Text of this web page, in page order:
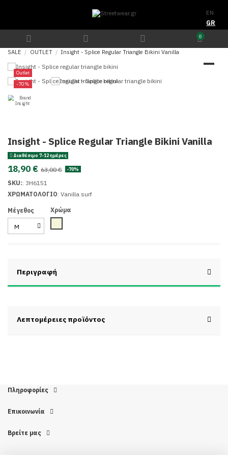
EN
GR
0
SALE OUTLET Insight - Splice Regular Triangle Bikini Vanilla
Outlet
-70%
Insight - Splice Regular Triangle Bikini Vanilla
Διαθέσιμο 7-12 ημέρες
18,90 € 63,00 € -70%
SKU:: 3H6151
ΧΡΩΜΑΤΟΛΟΓΙΟ: Vanilla surf
Μέγεθος
Χρώμα
Περιγραφή
Λεπτομέρειες προϊόντος
Πληροφορίες
Επικοινωνία
Βρείτε μας